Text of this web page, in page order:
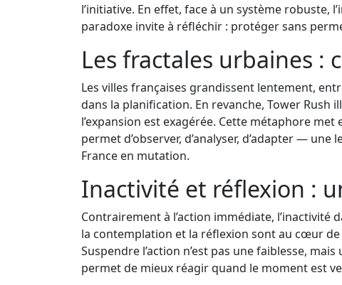
l’initiative. En effet, face à un système robuste,
paradoxe invite à réfléchir : protéger sans
Les fractales urbaines :
Les villes françaises grandissent lentement,
dans la planification. En revanche, Tower
l’expansion est exagérée. Cette métaphore
permet d’observer, d’analyser, d’adapter —
France en mutation.
Inactivité et réflexion :
Contrairement à l’action immédiate, l’inactivité
la contemplation et la réflexion sont au cœur
Suspendre l’action n’est pas une faiblesse,
permet de mieux réagir quand le moment est